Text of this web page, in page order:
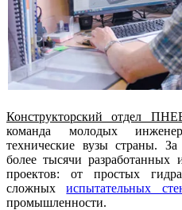
Конструкторский отдел
команда молодых
технические вузы страны.
более тысячи разработанных
проектов: от простых
сложныхиспытательных
промышленности.